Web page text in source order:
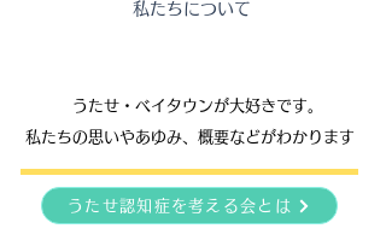
私たちについて
うたせ・ベイタウンが大好きです。
私たちの思いやあゆみ、概要などがわかります
うたせ認知症を考える会とは